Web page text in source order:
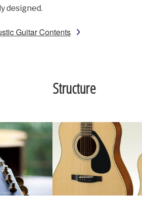
designed.
Guitar Contents
Structure